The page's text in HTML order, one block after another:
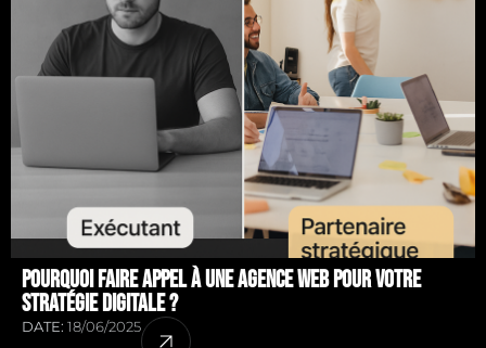
Pourquoi faire appel à une agence web pour votre
stratégie digitale ?
DATE: 18/06/2025